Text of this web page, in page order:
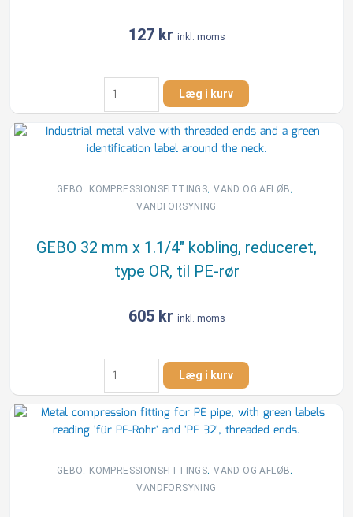
127 kr inkl. moms
GEBO
3/4"
kobling,
type
I,
stålrør
Læg i kurv
GEBO, KOMPRESSIONSFITTINGS,VAND OG AFLØB,
VANDFORSYNING
GEBO 32 mm x 1.1/4″ kobling, reduceret,
type OR, til PE-rør
605 kr inkl. moms
GEBO
32
mm
x
1.1/4"
reduceret,
Læg i kurv
GEBO, KOMPRESSIONSFITTINGS,VAND OG AFLØB,
VANDFORSYNING